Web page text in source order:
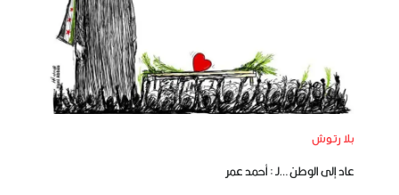
بلا رتوش
عاد إلى الوطن …لـ : أحمد عمر